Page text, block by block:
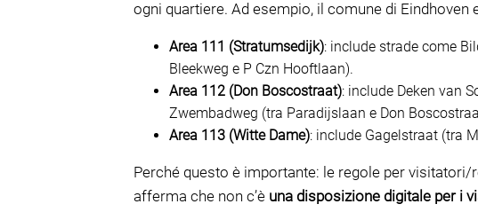
ogni quartiere. Ad esempio, il comune di
Area 111 (Stratumsedijk): include strade come
Bleekweg e P Czn Hooftlaan).
Area 112 (Don Boscostraat): include Deken van
Zwembadweg (tra Paradijslaan e Don
Area 113 (Witte Dame): include Gagelstraat (tra
Perché questo è importante: le regole per
afferma che non c’è una disposizione digitale per i